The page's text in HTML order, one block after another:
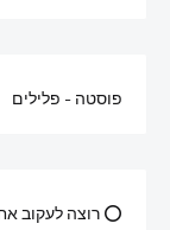
פוסטה - פלילים
⭕ רוצה לעקוב